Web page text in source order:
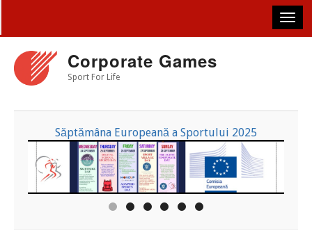
main
content
Corporate Games
Sport For Life
Săptămâna Europeană a Sportului 2025